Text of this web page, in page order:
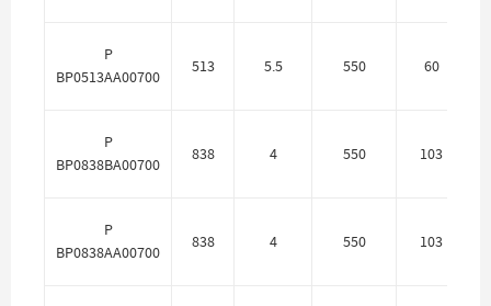
P
BP0513AA00700
513 5.5 550 60
P
BP0838BA00700
838 4 550 103
P
BP0838AA00700
838 4 550 103